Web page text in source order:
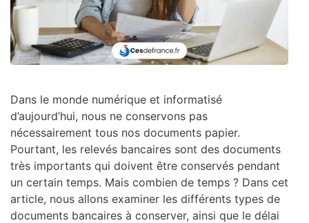
Dans le monde numérique et informatisé
d’aujourd’hui, nous ne conservons pas
nécessairement tous nos documents papier.
Pourtant, les relevés bancaires sont des documents
très importants qui doivent être conservés pendant
un certain temps. Mais combien de temps ? Dans cet
article, nous allons examiner les différents types de
documents bancaires à conserver, ainsi que le délai